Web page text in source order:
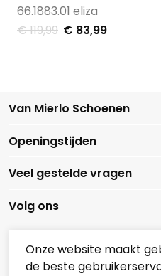
66.1883.01 eliza
€ 119,99 € 83,99
Van Mierlo Schoenen
Openingstijden
Veel gestelde vragen
Volg ons
Onze website maakt
de beste